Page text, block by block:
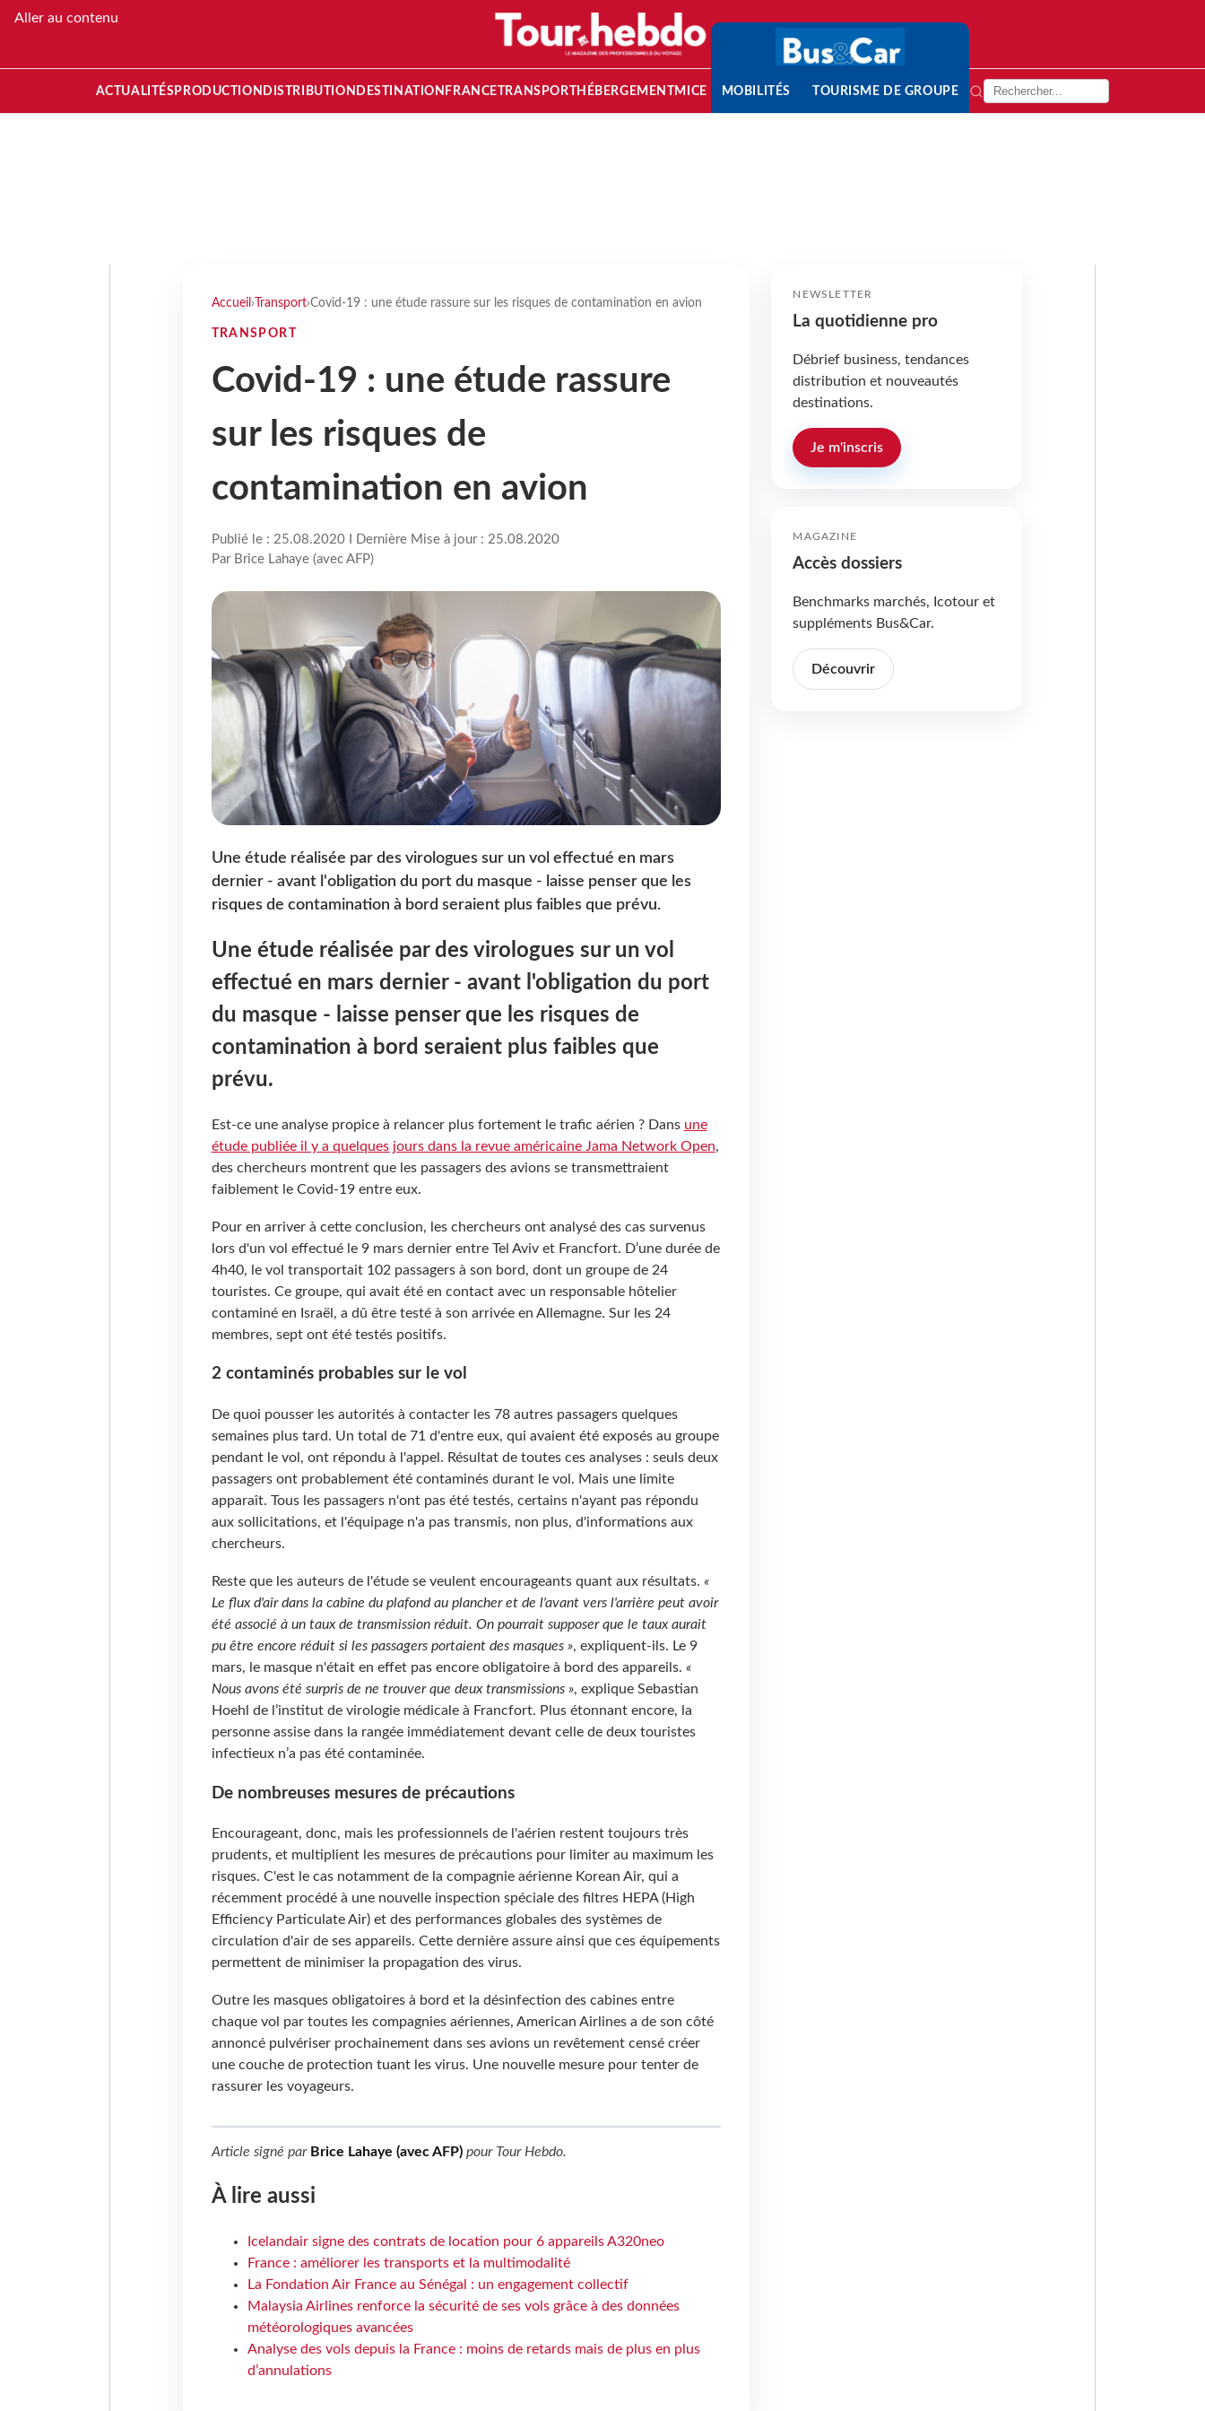
Aller au contenu
ACTUALITÉS PRODUCTION DISTRIBUTION DESTINATION FRANCETRANSPORT HÉBERGEMENTMICE MOBILITÉS TOURISME DE GROUPE
Accueil › Transport›Covid-19 : une étude rassure sur les risques de contamination en avion
TRANSPORT
Covid-19 : une étude rassure
sur les risques de
contamination en avion
Publié le : 25.08.2020 I Dernière Mise à jour : 25.08.2020
Par Brice Lahaye (avec AFP)
Une étude réalisée par des virologues sur un vol effectué en mars
dernier - avant l'obligation du port du masque - laisse penser que les
risques de contamination à bord seraient plus faibles que prévu.
Une étude réalisée par des virologues sur un vol
effectué en mars dernier - avant l'obligation du port
du masque - laisse penser que les risques de
contamination à bord seraient plus faibles que
prévu.
Est-ce une analyse propice à relancer plus fortement le trafic aérien ? Dans une
étude publiée il y a quelques jours dans la revue américaine Jama Network Open,
des chercheurs montrent que les passagers des avions se transmettraient
faiblement le Covid-19 entre eux.
Pour en arriver à cette conclusion, les chercheurs ont analysé des cas survenus
lors d'un vol effectué le 9 mars dernier entre Tel Aviv et Francfort. D’une durée de
4h40, le vol transportait 102 passagers à son bord, dont un groupe de 24
touristes. Ce groupe, qui avait été en contact avec un responsable hôtelier
contaminé en Israël, a dû être testé à son arrivée en Allemagne. Sur les 24
membres, sept ont été testés positifs.
2 contaminés probables sur le vol
De quoi pousser les autorités à contacter les 78 autres passagers quelques
semaines plus tard. Un total de 71 d'entre eux, qui avaient été exposés au groupe
pendant le vol, ont répondu à l'appel. Résultat de toutes ces analyses : seuls deux
passagers ont probablement été contaminés durant le vol. Mais une limite
apparaît. Tous les passagers n'ont pas été testés, certains n'ayant pas répondu
aux sollicitations, et l'équipage n'a pas transmis, non plus, d'informations aux
chercheurs.
Reste que les auteurs de l'étude se veulent encourageants quant aux résultats. «
Le flux d'air dans la cabine du plafond au plancher et de l'avant vers l'arrière peut avoir
été associé à un taux de transmission réduit. On pourrait supposer que le taux aurait
pu être encore réduit si les passagers portaient des masques », expliquent-ils. Le 9
mars, le masque n'était en effet pas encore obligatoire à bord des appareils. «
Nous avons été surpris de ne trouver que deux transmissions », explique Sebastian
Hoehl de l’institut de virologie médicale à Francfort. Plus étonnant encore, la
personne assise dans la rangée immédiatement devant celle de deux touristes
infectieux n’a pas été contaminée.
De nombreuses mesures de précautions
Encourageant, donc, mais les professionnels de l'aérien restent toujours très
prudents, et multiplient les mesures de précautions pour limiter au maximum les
risques. C'est le cas notamment de la compagnie aérienne Korean Air, qui a
récemment procédé à une nouvelle inspection spéciale des filtres HEPA (High
Efficiency Particulate Air) et des performances globales des systèmes de
circulation d'air de ses appareils. Cette dernière assure ainsi que ces équipements
permettent de minimiser la propagation des virus.
Outre les masques obligatoires à bord et la désinfection des cabines entre
chaque vol par toutes les compagnies aériennes, American Airlines a de son côté
annoncé pulvériser prochainement dans ses avions un revêtement censé créer
une couche de protection tuant les virus. Une nouvelle mesure pour tenter de
rassurer les voyageurs.
Article signé par Brice Lahaye (avec AFP)pour Tour Hebdo.
À lire aussi
Icelandair signe des contrats de location pour 6 appareils A320neo
France : améliorer les transports et la multimodalité
La Fondation Air France au Sénégal : un engagement collectif
Malaysia Airlines renforce la sécurité de ses vols grâce à des données
météorologiques avancées
Analyse des vols depuis la France : moins de retards mais de plus en plus
d’annulations
NEWSLETTER
La quotidienne pro
Débrief business, tendances
distribution et nouveautés
destinations.
Je m'inscris
MAGAZINE
Accès dossiers
Benchmarks marchés, Icotour et
suppléments Bus&Car.
Découvrir